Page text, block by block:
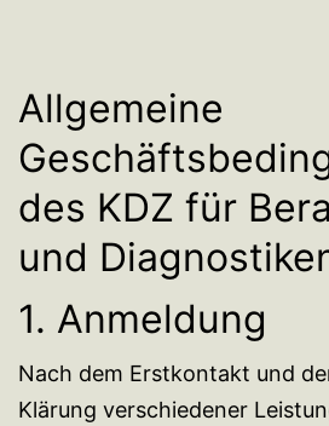
Allgemeine
des KDZ für
und
1. Anmeldung
Nach dem Erstkontakt und
Klärung verschiedener